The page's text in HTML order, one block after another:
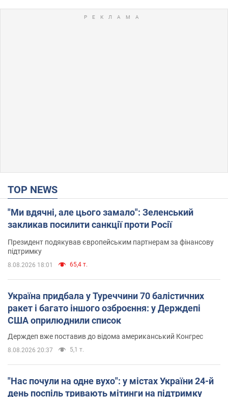
TOP NEWS
"Ми вдячні, але цього замало": Зеленський
закликав посилити санкції проти Росії
Президент подякував європейським партнерам за фінансову
підтримку
8.08.2026 18:01 65,4 т.
Україна придбала у Туреччини 70 балістичних
ракет і багато іншого озброєння: у Держдепі
США оприлюднили список
Держдеп вже поставив до відома американський Конгрес
8.08.2026 20:37 5,1 т.
"Нас почули на одне вухо": у містах України 24-й
день поспіль тривають мітинги на підтримку